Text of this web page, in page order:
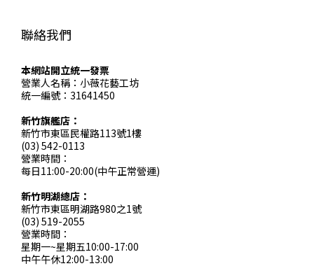
聯絡我們
本網站開立統一發票
營業人名稱：小薇花藝工坊
統一編號：31641450
新竹旗艦店：
新竹市東區民權路113號1樓
(03) 542-0113
營業時間：
每日11:00-20:00(中午正常營運)
新竹明湖總店：
新竹市東區明湖路980之1號
(03) 519-2055
營業時間：
星期一~星期五10:00-17:00
中午午休12:00-13:00